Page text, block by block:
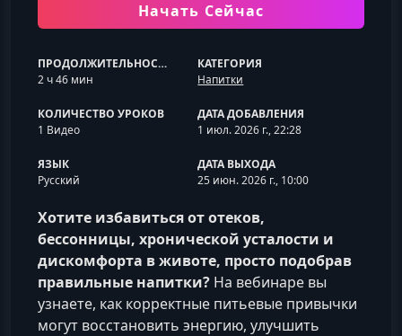
Начать Сейчас
ПРОДОЛЖИТЕЛЬНОСТЬ
2 ч 46 мин
КАТЕГОРИЯ
Напитки
КОЛИЧЕСТВО УРОКОВ
1 Видео
ДАТА ДОБАВЛЕНИЯ
1 июл. 2026 г., 22:28
ЯЗЫК
Русский
ДАТА ВЫХОДА
25 июн. 2026 г., 10:00
Хотите избавиться от отеков,
бессонницы, хронической усталости и
дискомфорта в животе, просто подобрав
правильные напитки? На вебинаре вы
узнаете, как корректные питьевые привычки
могут восстановить энергию, улучшить